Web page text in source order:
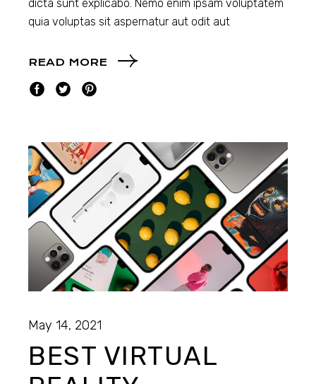
dicta sunt explicabo. Nemo enim ipsam voluptatem
quia voluptas sit aspernatur aut odit aut
READ MORE
May 14, 2021
BEST VIRTUAL